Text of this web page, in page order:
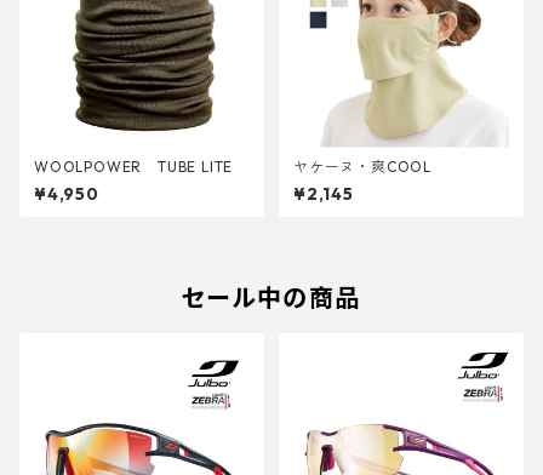
WOOLPOWER TUBE LITE
¥4,950
ヤケーヌ・爽COOL
¥2,145
セール中の商品